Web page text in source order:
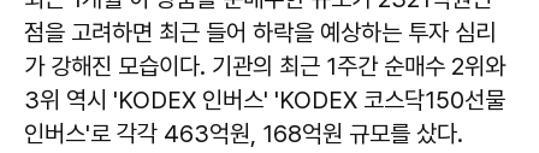
점을 고려하면 최근 들어 하락을 예상하는 투자 심리
가 강해진 모습이다. 기관의 최근 1주간 순매수 2위와
3위 역시 'KODEX 인버스' 'KODEX 코스닥150선물
인버스'로 각각 463억원, 168억원 규모를 샀다.